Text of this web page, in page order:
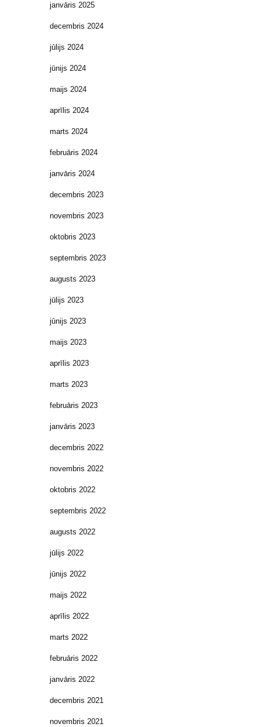
janvāris 2025
decembris 2024
jūlijs 2024
jūnijs 2024
maijs 2024
aprīlis 2024
marts 2024
februāris 2024
janvāris 2024
decembris 2023
novembris 2023
oktobris 2023
septembris 2023
augusts 2023
jūlijs 2023
jūnijs 2023
maijs 2023
aprīlis 2023
marts 2023
februāris 2023
janvāris 2023
decembris 2022
novembris 2022
oktobris 2022
septembris 2022
augusts 2022
jūlijs 2022
jūnijs 2022
maijs 2022
aprīlis 2022
marts 2022
februāris 2022
janvāris 2022
decembris 2021
novembris 2021